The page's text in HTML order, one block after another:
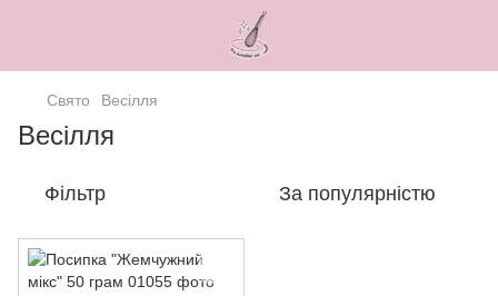
Свято Весілля
Весілля
Фільтр За популярністю